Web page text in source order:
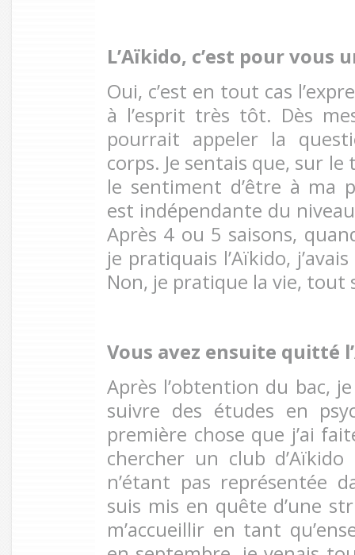
L’Aïkido, c’est pour vous
Oui, c’est en tout cas
à l’esprit très tôt. Dès
pourrait appeler la
corps. Je sentais que, sur le
le sentiment d’être à ma
est indépendante du
Après 4 ou 5 saisons,
je pratiquais l’Aïkido,
Non, je pratique la vie, tout
Vous avez ensuite quitté
Après l’obtention du bac,
suivre des études en
première chose que j’ai
chercher un club d’Aïkido
n’étant pas représentée
suis mis en quête d’une
m’accueillir en tant